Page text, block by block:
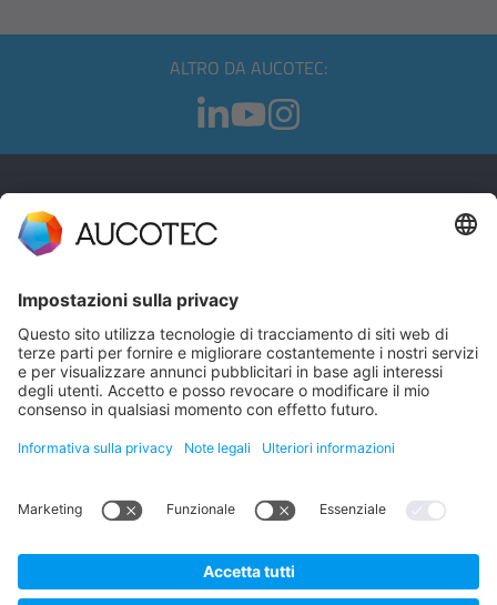
ALTRO DA AUCOTEC:
CONTATTI
Telefono +49 511 6103 0
AUCOTEC AG
30916 Isernhagen
Protezione dei dati